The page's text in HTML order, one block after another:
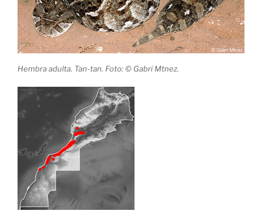
Hembra adulta. Tan-tan. Foto: © Gabri Mtnez.